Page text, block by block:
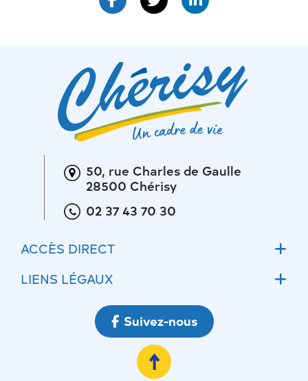
50, rue Charles de Gaulle
28500 Chérisy
02 37 43 70 30
ACCÈS DIRECT
Accueil
Ateliers communaux
LIENS LÉGAUX
Mentions légales
Conditions Générales d’Utilisations
Politique de confidentialité
Suivez-nous